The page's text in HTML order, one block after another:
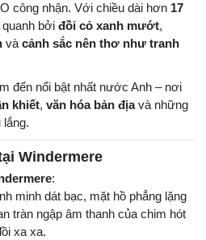
công nhận. Với chiều dài hơn 17
bởi đồi cỏ xanh mướt,
và cảnh sắc nên thơ như tranh
đến nổi bật nhất nước Anh – nơi
khiết, văn hóa bản địavà những
Windermere
:
minh dát bạc, mặt hồ phẳng lặng
tràn ngập âm thanh của chim hót
xa xa.